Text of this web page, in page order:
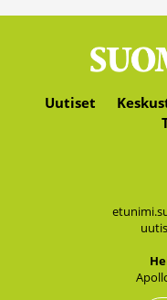
Uutiset